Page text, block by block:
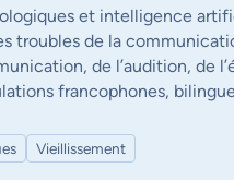
et intelligence
troubles de la
de l’audition, de
francophones,
Vieillissement